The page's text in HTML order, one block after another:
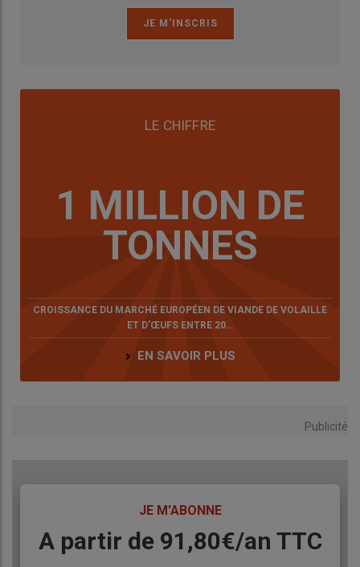
LE CHIFFRE
1 MILLION DE
TONNES
CROISSANCE DU MARCHÉ EUROPÉEN DE VIANDE DE VOLAILLE
ET D’ŒUFS ENTRE 20…
EN SAVOIR PLUS
Publicité
JE M'ABONNE
Body
A partir de 91,80€/an​ TTC